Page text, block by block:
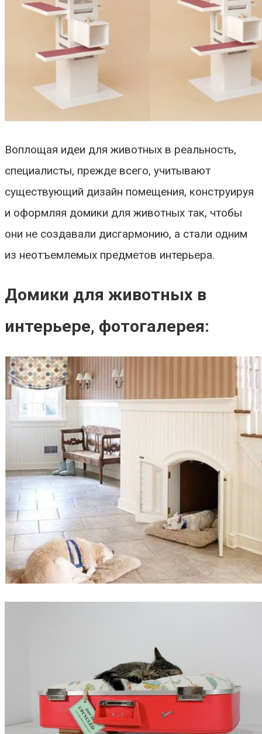
Воплощая идеи для животных в реальность,
специалисты, прежде всего, учитывают
существующий дизайн помещения, конструируя
и оформляя домики для животных так, чтобы
они не создавали дисгармонию, а стали одним
из неотъемлемых предметов интерьера.
Домики для животных в
интерьере, фотогалерея: